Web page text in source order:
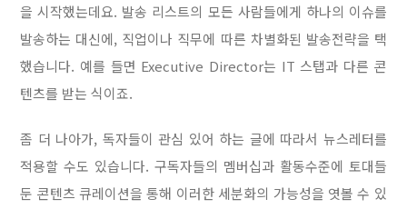
을 시작했는데요. 발송 리스트의 모든 사람들에게 하나의 이슈를
발송하는 대신에, 직업이나 직무에 따른 차별화된 발송전략을 택
했습니다. 예를 들면 Executive Director는 IT 스탭과 다른 콘
텐츠를 받는 식이죠.
좀 더 나아가, 독자들이 관심 있어 하는 글에 따라서 뉴스레터를
적용할 수도 있습니다. 구독자들의 멤버십과 활동수준에 토대들
둔 콘텐츠 큐레이션을 통해 이러한 세분화의 가능성을 엿볼 수 있